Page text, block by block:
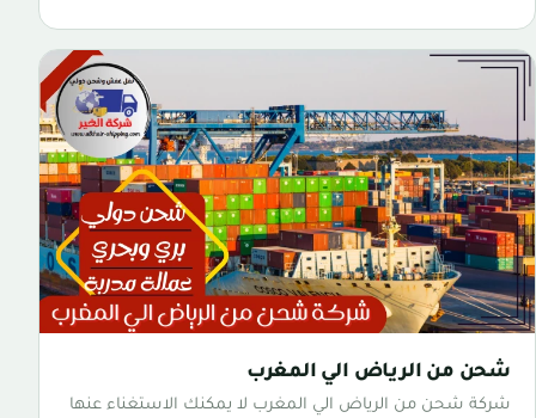
شحن من الرياض الي المغرب
شركة شحن من الرياض الي المغرب لا يمكنك الاستغناء عنها